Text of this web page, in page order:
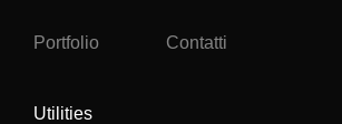
Portfolio Contatti
Utilities